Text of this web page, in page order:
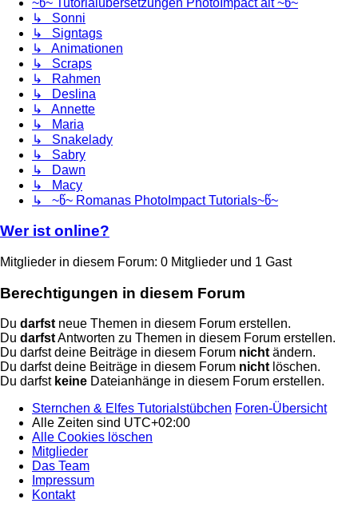
↳ Sonni
↳ Signtags
↳ Animationen
↳ Scraps
↳ Rahmen
↳ Deslina
↳ Annette
↳ Maria
↳ Snakelady
↳ Sabry
↳ Dawn
↳ Macy
↳ ~წ~ Romanas PhotoImpact Tutorials~წ~
Wer ist online?
Mitglieder in diesem Forum: 0 Mitglieder und 1 Gast
Berechtigungen in diesem Forum
Du darfstneue Themen in diesem Forum erstellen.
Du darfstAntworten zu Themen in diesem Forum erstellen.
Du darfst deine Beiträge in diesem Forum nichtändern.
Du darfst deine Beiträge in diesem Forum nichtlöschen.
Du darfst keine Dateianhänge in diesem Forum erstellen.
Sternchen & Elfes Tutorialstübchen Foren-Übersicht
Alle Zeiten sind UTC+02:00
Alle Cookies löschen
Mitglieder
Das Team
Impressum
Kontakt